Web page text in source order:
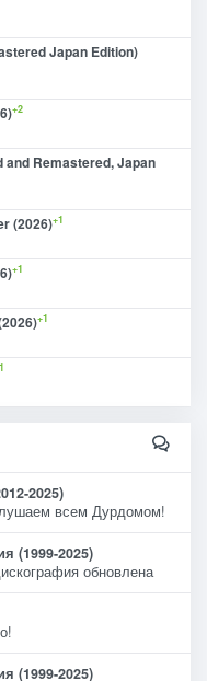
Japan Edition)
+2
and Remastered, Japan
(2026)+1
+1
+1
2025)
всем Дурдомом!
(1999-2025)
обновлена
(1999-2025)